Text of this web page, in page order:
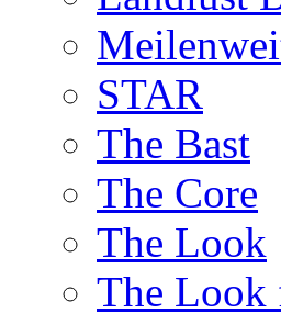
STAR
The Bast
The Core
The Look
The Look